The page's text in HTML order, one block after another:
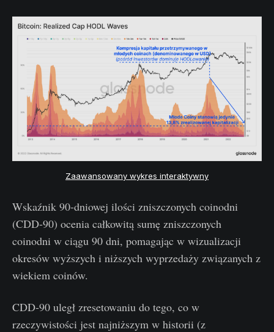
Zaawansowany wykres interaktywny
Wskaźnik 90-dniowej ilości zniszczonych coinodni
(CDD-90) ocenia całkowitą sumę zniszczonych
coinodni w ciągu 90 dni, pomagając w wizualizacji
okresów wyższych i niższych wyprzedaży związanych z
wiekiem coinów.
CDD-90 uległ zresetowaniu do tego, co w
rzeczywistości jest najniższym w historii (z